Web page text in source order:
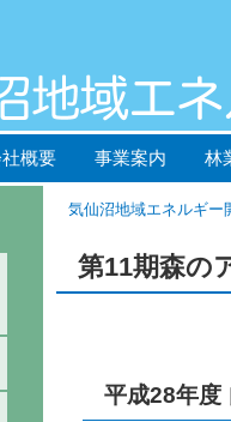
概要 事業案内 林
気仙沼地域エネルギー
第11期森の
平成28年度